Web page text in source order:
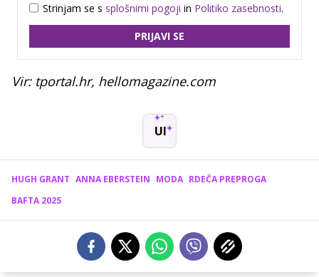
Strinjam se s splošnimi pogoji in Politiko zasebnosti.
PRIJAVI SE
Vir: tportal.hr, hellomagazine.com
UI
HUGH GRANT ANNA EBERSTEIN MODA RDEČA PREPROGA
BAFTA 2025